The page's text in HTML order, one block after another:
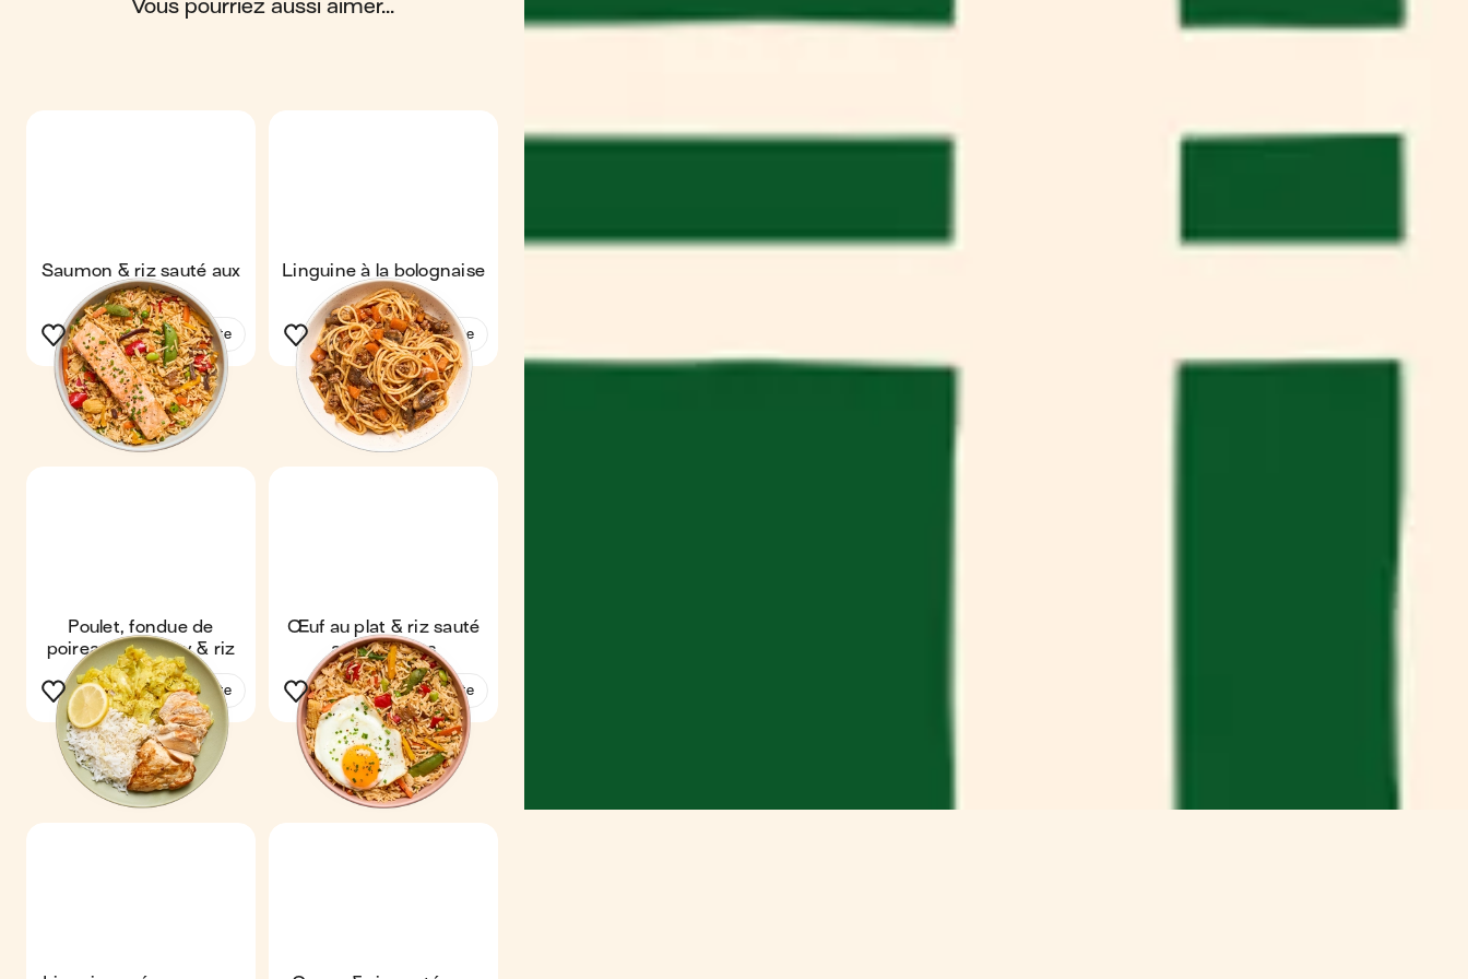
vous pourriez aussi aimer...
Saumon & riz sauté aux
légumes
Voir la recette
Linguine à la bolognaise
maison
Voir la recette
Poulet, fondue de
poireaux au curry & riz
Voir la recette
Œuf au plat & riz sauté
aux légumes
Voir la recette